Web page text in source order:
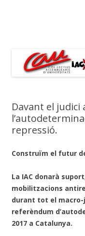
Davant el judici
repressió.
Construïm el futur
La IAC donarà
mobilitzacions
durant tot el
referèndum
2017 a Catalunya.